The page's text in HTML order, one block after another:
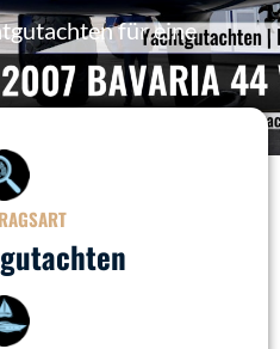
für eine